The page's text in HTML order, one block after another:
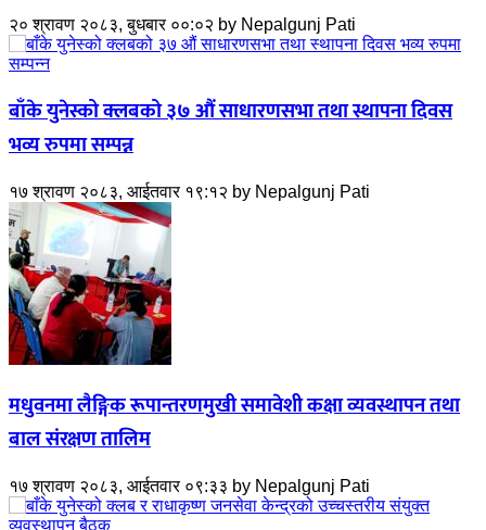
२० श्रावण २०८३, बुधबार ००:०२ by Nepalgunj Pati
बाँके युनेस्को क्लबको ३७ औं साधारणसभा तथा स्थापना दिवस
भव्य रुपमा सम्पन्न
१७ श्रावण २०८३, आईतवार १९:१२ by Nepalgunj Pati
मधुवनमा लैङ्गिक रूपान्तरणमुखी समावेशी कक्षा व्यवस्थापन तथा
बाल संरक्षण तालिम
१७ श्रावण २०८३, आईतवार ०९:३३ by Nepalgunj Pati